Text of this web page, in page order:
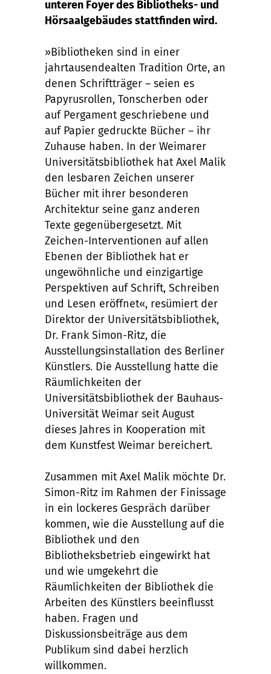
unteren Foyer des Bibliotheks- und
Hörsaalgebäudes stattfinden wird.
»Bibliotheken sind in einer
jahrtausendealten Tradition Orte, an
denen Schriftträger – seien es
Papyrusrollen, Tonscherben oder
auf Pergament geschriebene und
auf Papier gedruckte Bücher – ihr
Zuhause haben. In der Weimarer
Universitätsbibliothek hat Axel Malik
den lesbaren Zeichen unserer
Bücher mit ihrer besonderen
Architektur seine ganz anderen
Texte gegenübergesetzt. Mit
Zeichen-Interventionen auf allen
Ebenen der Bibliothek hat er
ungewöhnliche und einzigartige
Perspektiven auf Schrift, Schreiben
und Lesen eröffnet«, resümiert der
Direktor der Universitätsbibliothek,
Dr. Frank Simon-Ritz, die
Ausstellungsinstallation des Berliner
Künstlers. Die Ausstellung hatte die
Räumlichkeiten der
Universitätsbibliothek der Bauhaus-
Universität Weimar seit August
dieses Jahres in Kooperation mit
dem Kunstfest Weimar bereichert.
Zusammen mit Axel Malik möchte Dr.
Simon-Ritz im Rahmen der Finissage
in ein lockeres Gespräch darüber
kommen, wie die Ausstellung auf die
Bibliothek und den
Bibliotheksbetrieb eingewirkt hat
und wie umgekehrt die
Räumlichkeiten der Bibliothek die
Arbeiten des Künstlers beeinflusst
haben. Fragen und
Diskussionsbeiträge aus dem
Publikum sind dabei herzlich
willkommen.